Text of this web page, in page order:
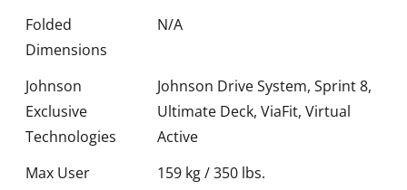
Folded
Dimensions
N/A
Johnson
Exclusive
Technologies
Johnson Drive System, Sprint 8,
Ultimate Deck, ViaFit, Virtual
Active
Max User
159 kg / 350 lbs.